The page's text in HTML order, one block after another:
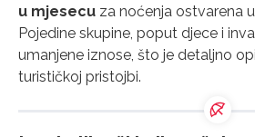
u mjesecu za noćenja ostvarena
Pojedine skupine, poput djece i
umanjene iznose, što je detaljno
turističkoj pristojbi.